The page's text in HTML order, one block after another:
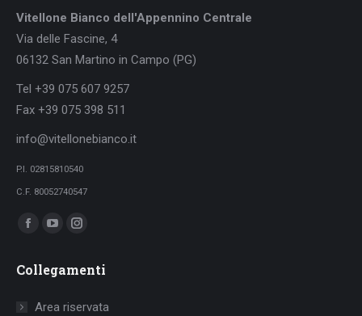
Vitellone Bianco dell'Appennino Centrale
Via delle Fascine, 4
06132 San Martino in Campo (PG)
Tel +39 075 607 9257
Fax +39 075 398 511
info@vitellonebianco.it
P.I. 02815810540
C.F. 80052740547
Ci puoi trovare su:
Facebook
opens
YouTube
opens
Instagram
opens
Collegamenti
Area riservata